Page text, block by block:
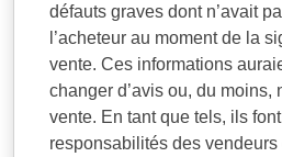
défauts graves dont n’avait
l’acheteur au moment de la
vente. Ces informations
changer d’avis ou, du moins,
vente. En tant que tels, ils
responsabilités des vendeurs